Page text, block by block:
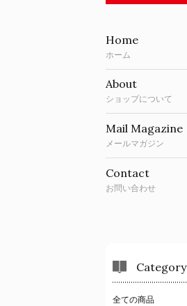
Home
ホーム
About
ショップについて
Mail Magazine
メールマガジン
Contact
お問い合わせ
Category
全ての商品